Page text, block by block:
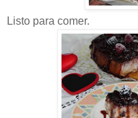
Listo para comer.